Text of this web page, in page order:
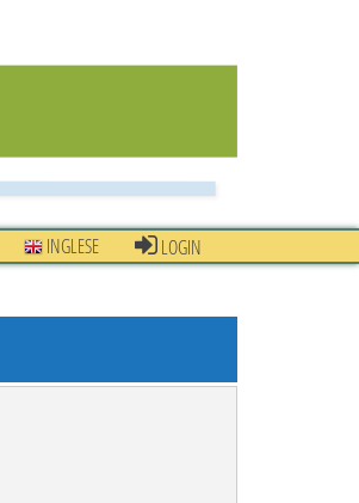
INGLESE LOGIN